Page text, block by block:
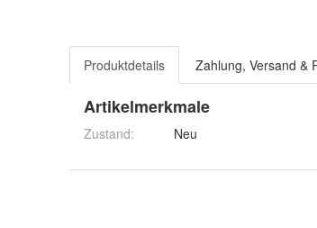
Produktdetails Zahlung, Versand &
Artikelmerkmale
Zustand: Neu